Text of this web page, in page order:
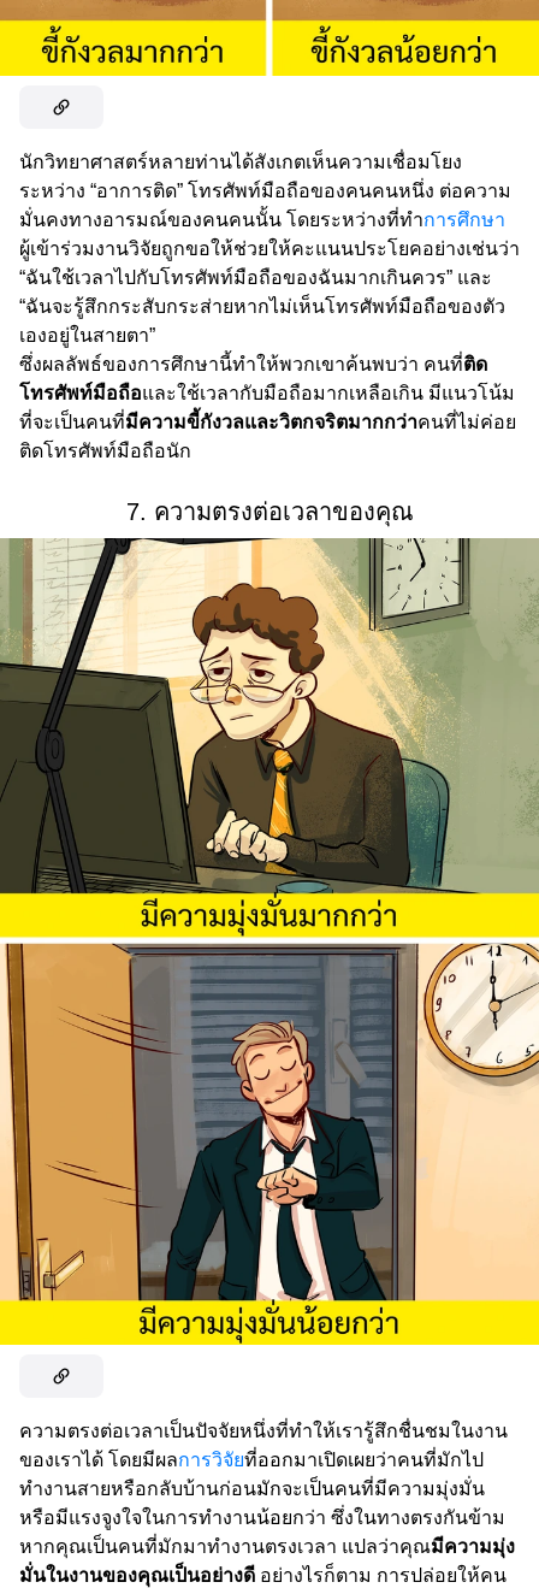
นักวิทยาศาสตร์หลายท่านได้สังเกตเห็นความเชื่อมโยง
ระหว่าง “อาการติด” โทรศัพท์มือถือของคนคนหนึ่ง ต่อความ
มั่นคงทางอารมณ์ของคนคนนั้น โดยระหว่างที่ทำการศึกษา
ผู้เข้าร่วมงานวิจัยถูกขอให้ช่วยให้คะแนนประโยคอย่างเช่นว่า
“ฉันใช้เวลาไปกับโทรศัพท์มือถือของฉันมากเกินควร” และ
“ฉันจะรู้สึกกระสับกระส่ายหากไม่เห็นโทรศัพท์มือถือของตัว
เองอยู่ในสายตา”
ซึ่งผลลัพธ์ของการศึกษานี้ทำให้พวกเขาค้นพบว่า คนที่ติด
โทรศัพท์มือถือและใช้เวลากับมือถือมากเหลือเกิน มีแนวโน้ม
ที่จะเป็นคนที่มีความขี้กังวลและวิตกจริตมากกว่าคนที่ไม่ค่อย
ติดโทรศัพท์มือถือนัก
7. ความตรงต่อเวลาของคุณ
ความตรงต่อเวลาเป็นปัจจัยหนึ่งที่ทำให้เรารู้สึกชื่นชมในงาน
ของเราได้ โดยมีผลการวิจัยที่ออกมาเปิดเผยว่าคนที่มักไป
ทำงานสายหรือกลับบ้านก่อนมักจะเป็นคนที่มีความมุ่งมั่น
หรือมีแรงจูงใจในการทำงานน้อยกว่า ซึ่งในทางตรงกันข้าม
หากคุณเป็นคนที่มักมาทำงานตรงเวลา แปลว่าคุณมีความมุ่ง
มั่นในงานของคุณเป็นอย่างดี อย่างไรก็ตาม การปล่อยให้คน